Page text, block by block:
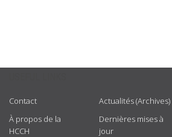
Contact
À propos de la
HCCH
Actualités (Archives)
Dernières mises à
jour